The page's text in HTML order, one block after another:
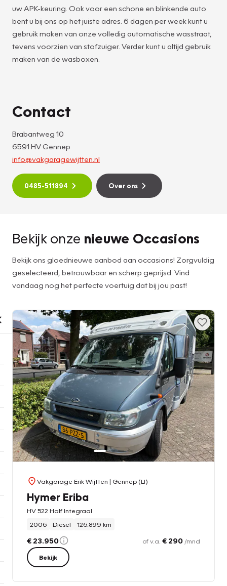
uw APK-keuring. Ook voor een schone en blinkende auto
bent u bij ons op het juiste adres. 6 dagen per week kunt u
gebruik maken van onze volledig automatische wasstraat,
tevens voorzien van stofzuiger. Verder kunt u altijd gebruik
maken van de wasboxen.
Contact
Brabantweg 10
6591 HV Gennep
info@vakgaragewijtten.nl
0485-511894 Over ons
Bekijk onze nieuwe Occasions
Bekijk ons gloednieuwe aanbod aan occasions! Zorgvuldig
geselecteerd, betrouwbaar en scherp geprijsd. Vind
vandaag nog het perfecte voertuig dat bij jou past!
Vakgarage Erik Wijtten | Gennep (LI)
Hymer Eriba
HV 522 Half Integraal
2006
Diesel 126.899 km
€ 23.950 of v.a. € 290 /mnd
Bekijk